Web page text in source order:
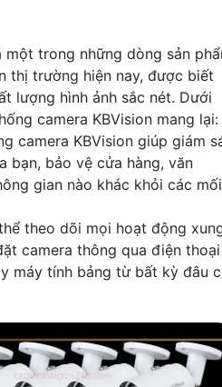
một trong những dòng sản
thị trường hiện nay, được biết
lượng hình ảnh sắc nét. Dưới
camera KBVision mang lại:
camera KBVision giúp giám
bạn, bảo vệ cửa hàng, văn
gian nào khác khỏi các mối
theo dõi mọi hoạt động
camera thông qua điện thoại
máy tính bảng từ bất kỳ đâu